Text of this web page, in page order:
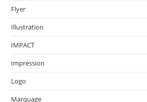
Flyer
Illustration
IMPACT
Impression
Logo
Marquage